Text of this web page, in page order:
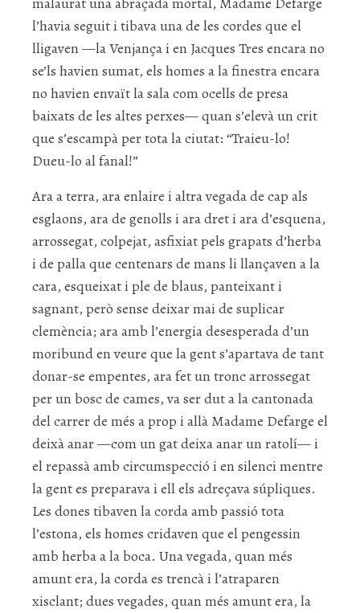
l’havia seguit i tibava una de les cordes que el
lligaven —la Venjança i en Jacques Tres encara no
se’ls havien sumat, els homes a la finestra encara
no havien envaït la sala com ocells de presa
baixats de les altes perxes— quan s’elevà un crit
que s’escampà per tota la ciutat: “Traieu-lo!
Dueu-lo al fanal!”
Ara a terra, ara enlaire i altra vegada de cap als
esglaons, ara de genolls i ara dret i ara d’esquena,
arrossegat, colpejat, asfixiat pels grapats d’herba
i de palla que centenars de mans li llançaven a la
cara, esqueixat i ple de blaus, panteixant i
sagnant, però sense deixar mai de suplicar
clemència; ara amb l’energia desesperada d’un
moribund en veure que la gent s’apartava de tant
donar-se empentes, ara fet un tronc arrossegat
per un bosc de cames, va ser dut a la cantonada
del carrer de més a prop i allà Madame Defarge el
deixà anar —com un gat deixa anar un ratolí— i
el repassà amb circumspecció i en silenci mentre
la gent es preparava i ell els adreçava súpliques.
Les dones tibaven la corda amb passió tota
l’estona, els homes cridaven que el pengessin
amb herba a la boca. Una vegada, quan més
amunt era, la corda es trencà i l’atraparen
xisclant; dues vegades, quan més amunt era, la